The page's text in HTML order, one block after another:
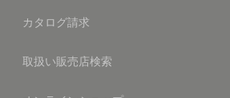
カタログ請求
取扱い販売店検索